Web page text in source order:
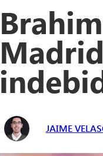
JAIME